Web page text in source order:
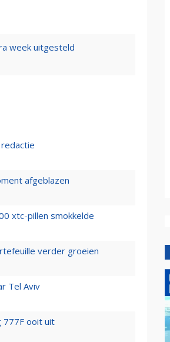
week uitgesteld
afgeblazen
xtc-pillen smokkelde
verder groeien
Tel Aviv
777F ooit uit